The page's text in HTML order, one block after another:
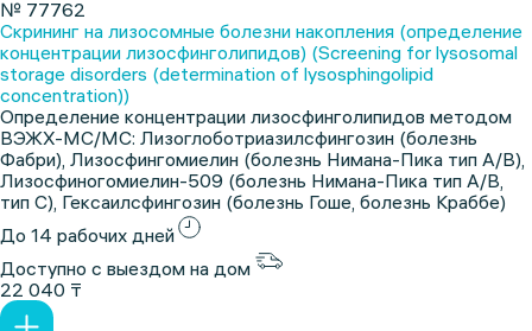
№ 77762
Скрининг на лизосомные болезни накопления (определение
концентрации лизосфинголипидов) (Screening for lysosomal
storage disorders (determination of lysosphingolipid
concentration))
Определение концентрации лизосфинголипидов методом
ВЭЖХ-МС/МС: Лизоглоботриазилсфингозин (болезнь
Фабри), Лизосфингомиелин (болезнь Нимана-Пика тип А/В),
Лизосфиногомиелин-509 (болезнь Нимана-Пика тип А/В,
тип С), Гексаилсфингозин (болезнь Гоше, болезнь Краббе)
До 14 рабочих дней
Доступно с выездом на дом
22 040 ₸